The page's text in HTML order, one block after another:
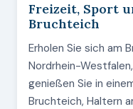
Freizeit, Sport
Bruchteich
Erholen Sie sich am
Nordrhein-
genießen Sie in
Bruchteich, Haltern